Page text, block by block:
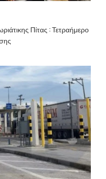
Πίτας : Τετραήμερο